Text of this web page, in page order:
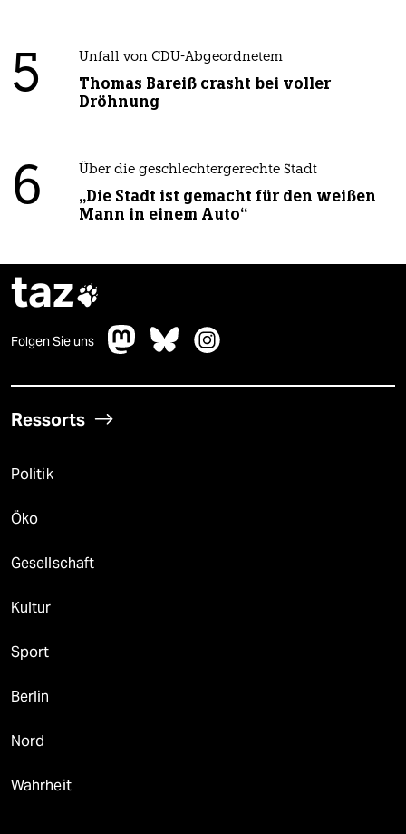
5 Unfall von CDU-Abgeordnetem
Thomas Bareiß crasht bei voller
Dröhnung
6 Über die geschlechtergerechte Stadt
„Die Stadt ist gemacht für den weißen
Mann in einem Auto“
taz
Folgen Sie uns
Ressorts
Politik
Öko
Gesellschaft
Kultur
Sport
Berlin
Nord
Wahrheit